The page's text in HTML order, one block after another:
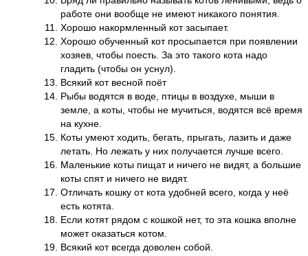
работе они вообще не имеют никакого понятия.
Хорошо накормленный кот засыпает.
Хорошо обученный кот просыпается при появлении
хозяев, чтобы поесть. За это такого кота надо
гладить (чтобы он уснул).
Всякий кот весной поёт
Рыбы водятся в воде, птицы в воздухе, мыши в
земле, а коты, чтобы не мучиться, водятся всё время
на кухне.
Коты умеют ходить, бегать, прыгать, лазить и даже
летать. Но лежать у них получается лучше всего.
Маленькие коты пищат и ничего не видят, а большие
коты спят и ничего не видят.
Отличать кошку от кота удобней всего, когда у неё
есть котята.
Если котят рядом с кошкой нет, то эта кошка вполне
может оказаться котом.
Всякий кот всегда доволен собой.